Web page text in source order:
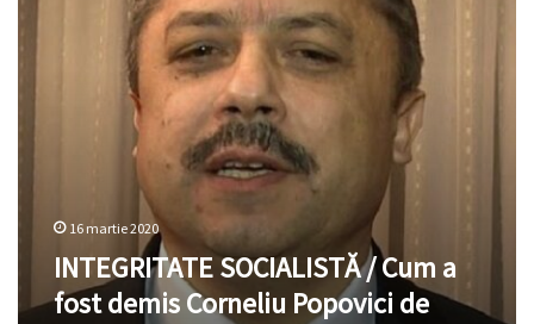
demis
16 martie 2020
INTEGRITATE SOCIALISTĂ / Cum a
fost demis Corneliu Popovici de